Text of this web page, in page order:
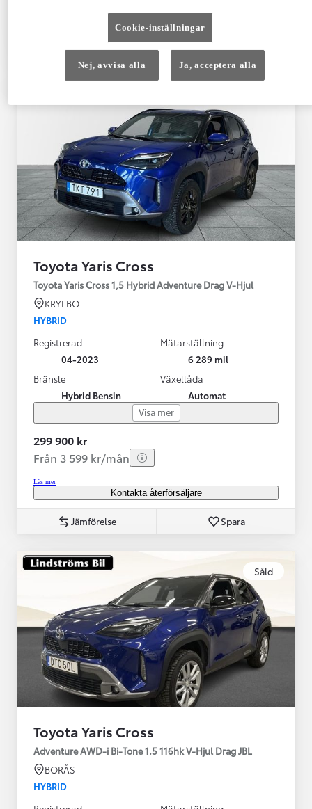
Kontakta återförsäljare
Toyota Yaris Cross
Toyota Yaris Cross 1,5 Hybrid Adventure Drag V-Hjul
KRYLBO
HYBRID
Registrerad
04-2023
Mätarställning
6 289 mil
Bränsle
Hybrid Bensin
Växellåda
Automat
Visa mer
299 900 kr
Från 3 599 kr/mån
Läs mer
Kontakta återförsäljare
Jämförelse Spara
Såld
Toyota Yaris Cross
Adventure AWD-i Bi-Tone 1.5 116hk V-Hjul Drag JBL
BORÅS
HYBRID
Cookie-inställningar
Nej, avvisa alla Ja, acceptera alla